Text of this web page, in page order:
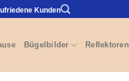
Kunden
Bügelbilder Reflektoren